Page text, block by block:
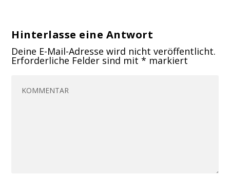
Hinterlasse eine Antwort
Deine E-Mail-Adresse wird nicht veröffentlicht.
Erforderliche Felder sind mit* markiert